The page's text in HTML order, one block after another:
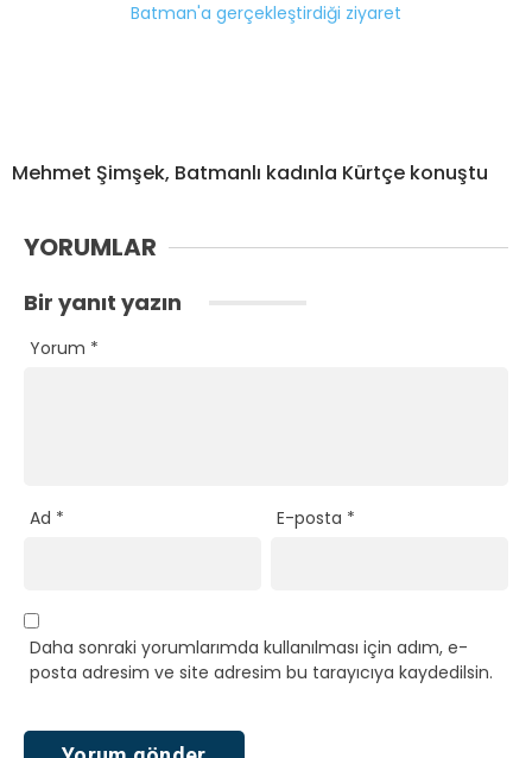
Mehmet Şimşek, Batmanlı kadınla Kürtçe konuştu
YORUMLAR
Bir yanıt yazın
Yorum *
Ad * E-posta *
Daha sonraki yorumlarımda kullanılması için adım, e-
posta adresim ve site adresim bu tarayıcıya kaydedilsin.